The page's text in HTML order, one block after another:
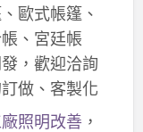
歐式帳篷、
、宮廷帳
，歡迎洽詢
做、客製化
照明改善，